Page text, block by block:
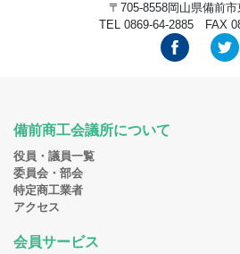
〒705-8558岡山県備前
TEL 0869-64-2885 FAX
備前商工会議所について
役員・議員一覧
委員会・部会
特定商工業者
アクセス
会員サービス